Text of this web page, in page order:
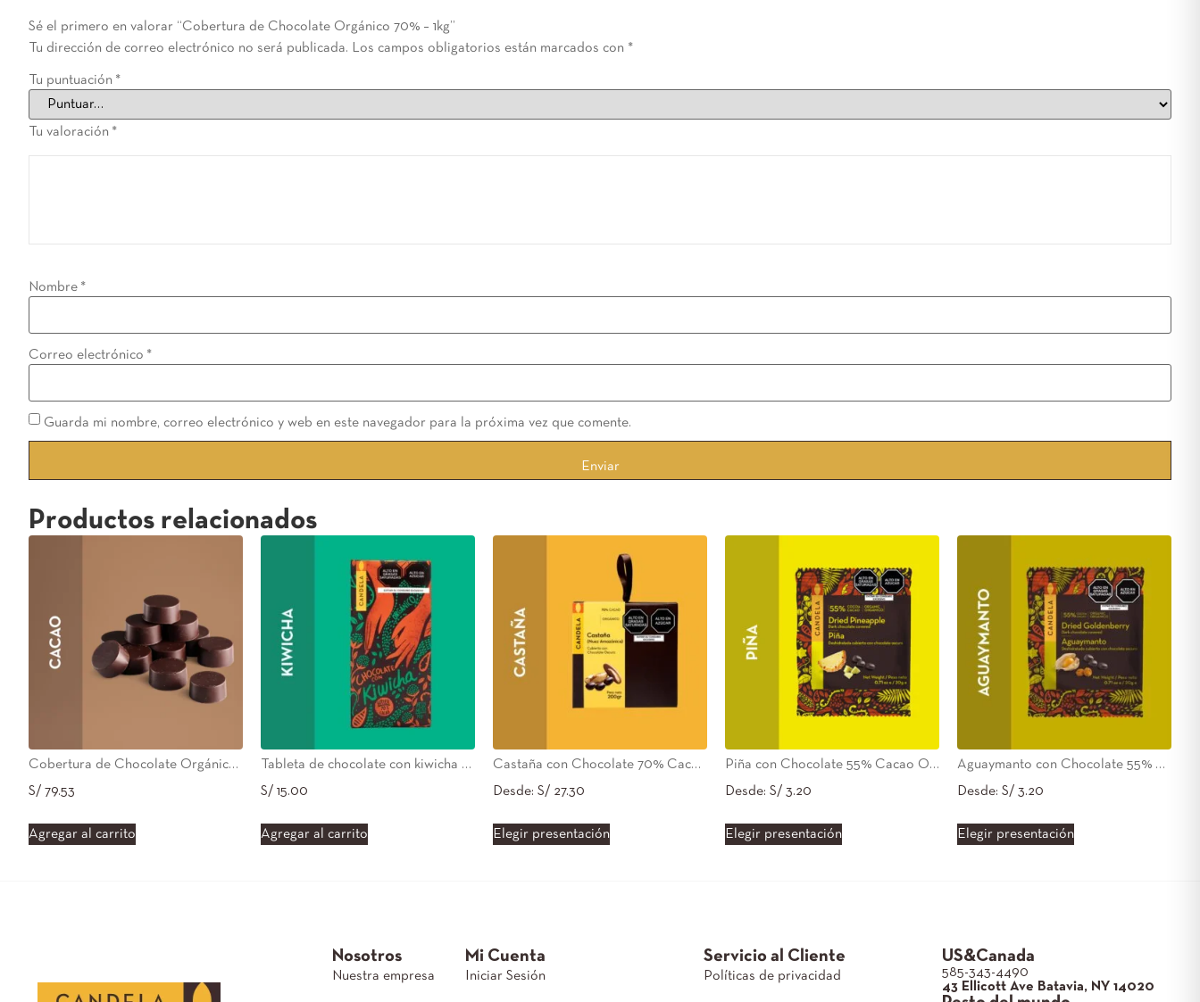
Sé el primero en valorar “Cobertura de Chocolate Orgánico 70% – 1kg”
Tu dirección de correo electrónico no será publicada.
Los campos obligatorios están marcados con *
Tu puntuación *
Tu valoración *
Nombre *
Correo electrónico *
Guarda mi nombre, correo electrónico y web en este navegador para la próxima vez que comente.
Productos relacionados
Cobertura de Chocolate Orgánico 55% – 1kg
S/ 79.53
Agregar al carrito
Tableta de chocolate con kiwicha 70% cacao orgánico
S/ 15.00
Agregar al carrito
Castaña con Chocolate 70% Cacao Orgánico
Desde: S/ 27.30
Elegir presentación
Piña con Chocolate 55% Cacao Orgánico
Desde: S/ 3.20
Elegir presentación
Aguaymanto con Chocolate 55% Cacao Orgánico
Desde: S/ 3.20
Elegir presentación
Nosotros
Nuestra empresa
Mi Cuenta
Iniciar Sesión
Servicio al Cliente
Políticas de privacidad
US&Canada
585-343-4490
43 Ellicott Ave Batavia, NY 14020